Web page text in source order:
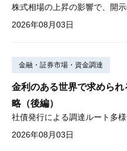
2026年08月03日
金融・証券市場・資金調達
金利のある世界で求めら
略（後編）
社債発行による調達ルート多
2026年08月03日